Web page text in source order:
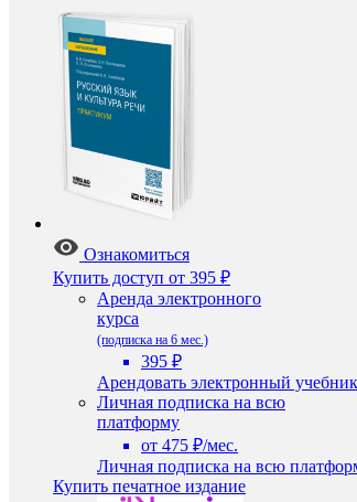
Ознакомиться
Купить доступ от 395 ₽
Аренда электронного
курса
(подписка на 6 мес.)
395 ₽
Арендовать электронный
Личная подписка на всю
платформу
от 475 ₽/мес.
Личная подписка на всю
Купить печатное издание